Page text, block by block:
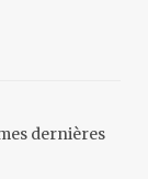
dernières